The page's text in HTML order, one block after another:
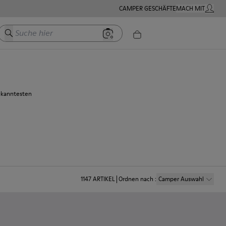
CAMPER GESCHÄFTEMACH MITMEIN
Suche hier
1147ARTIKEL Ordnen nach : Camper Auswahl